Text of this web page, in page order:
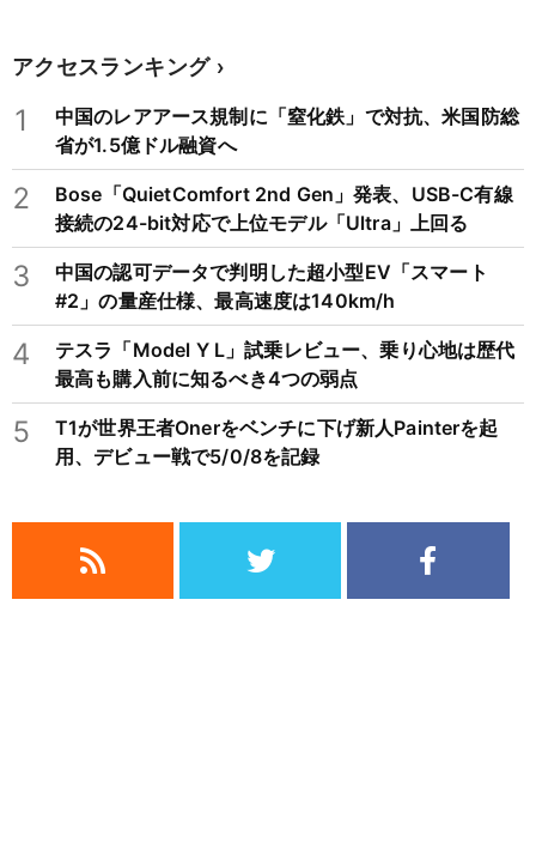
アクセスランキング
1
中国のレアアース規制に「窒化鉄」で対抗、米国防総
省が1.5億ドル融資へ
2
Bose「QuietComfort 2nd Gen」発表、USB-C有線
接続の24-bit対応で上位モデル「Ultra」上回る
3
中国の認可データで判明した超小型EV「スマート
#2」の量産仕様、最高速度は140km/h
4
テスラ「Model Y L」試乗レビュー、乗り心地は歴代
最高も購入前に知るべき4つの弱点
5
T1が世界王者Onerをベンチに下げ新人Painterを起
用、デビュー戦で5/0/8を記録